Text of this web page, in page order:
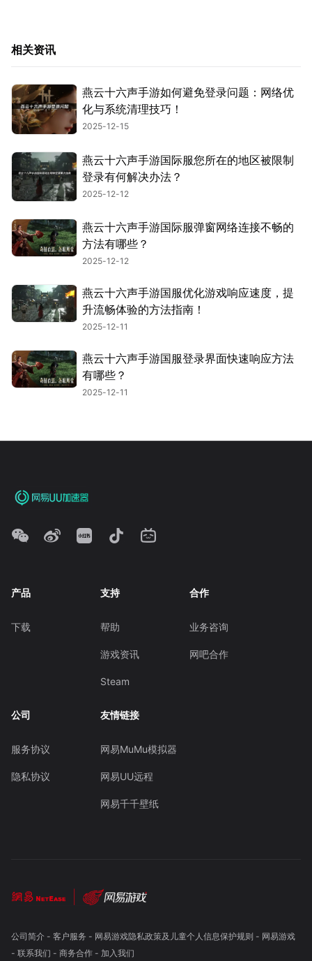
相关资讯
燕云十六声手游如何避免登录问题：网络优
化与系统清理技巧！
2025-12-15
燕云十六声手游国际服您所在的地区被限制
登录有何解决办法？
2025-12-12
燕云十六声手游国际服弹窗网络连接不畅的
方法有哪些？
2025-12-12
燕云十六声手游国服优化游戏响应速度，提
升流畅体验的方法指南！
2025-12-11
燕云十六声手游国服登录界面快速响应方法
有哪些？
2025-12-11
产品
下载
支持
帮助
游戏资讯
Steam
合作
业务咨询
网吧合作
公司
服务协议
隐私协议
友情链接
网易MuMu模拟器
网易UU远程
网易千千壁纸
公司简介- 客户服务 - 网易游戏隐私政策及儿童个人信息保护规则 - 网易游戏
- 联系我们 - 商务合作- 加入我们